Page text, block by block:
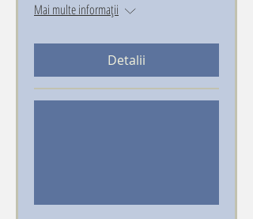
Mai multe informații
Detalii